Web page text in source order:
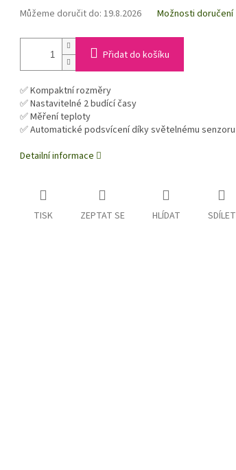
Můžeme doručit do: 19.8.2026 Možnosti doručení
Přidat do košíku
✅ Kompaktní rozměry
✅ Nastavitelné 2 budící časy
✅ Měření teploty
✅ Automatické podsvícení díky světelnému senzoru
Detailní informace
TISK ZEPTAT SE HLÍDAT SDÍLET